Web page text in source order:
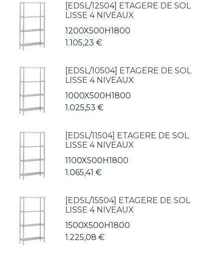
[EDSL/12504] ETAGERE DE SOL
LISSE 4 NIVEAUX
1200X500H1800
1.105,23 €
[EDSL/10504] ETAGERE DE SOL
LISSE 4 NIVEAUX
1000X500H1800
1.025,53 €
[EDSL/11504] ETAGERE DE SOL
LISSE 4 NIVEAUX
1100X500H1800
1.065,41 €
[EDSL/15504] ETAGERE DE SOL
LISSE 4 NIVEAUX
1500X500H1800
1.225,08 €